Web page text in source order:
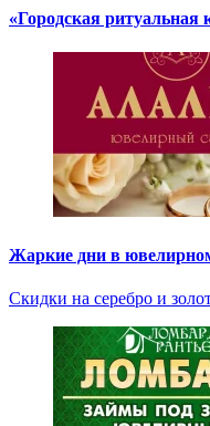
«Городская
Жаркие дни в
Скидки на серебро и